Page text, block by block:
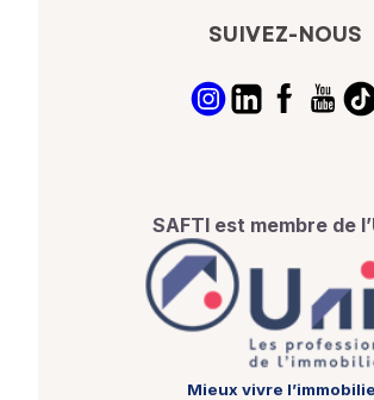
SUIVEZ-NOUS
SAFTI est membre de
Mieux vivre